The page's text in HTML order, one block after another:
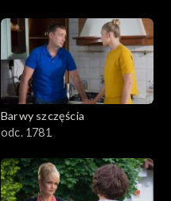
Barwy szczęścia
odc. 1781